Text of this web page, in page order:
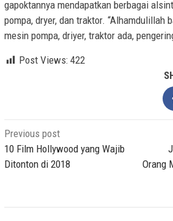
gapoktannya mendapatkan berbagai
pompa, dryer, dan traktor. “Alhamdulillah
mesin pompa, driyer, traktor ada,
Post Views: 422
Post
navigation
Previous post
10 Film Hollywood yang Wajib
Ditonton di 2018
Orang